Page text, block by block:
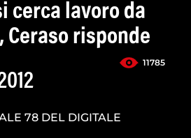
cerca lavoro da
risponde
11785
78 DEL DIGITALE